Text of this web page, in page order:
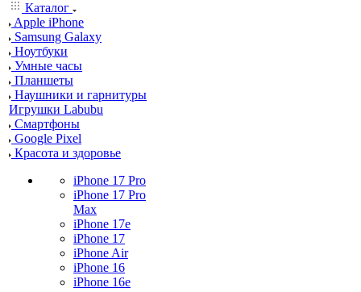
Каталог
Apple iPhone
Samsung Galaxy
Ноутбуки
Умные часы
Планшеты
Наушники и гарнитуры
Игрушки Labubu
Смартфоны
Google Pixel
Красота и здоровье
iPhone 17 Pro
iPhone 17 Pro
Max
iPhone 17e
iPhone 17
iPhone Air
iPhone 16
iPhone 16e